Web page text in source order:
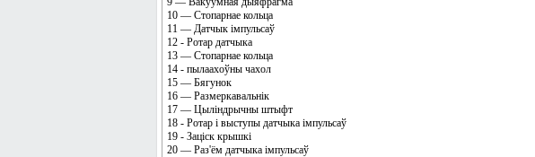
10 — Стопарнае кольца
11 — Датчык імпульсаў
12 - Ротар датчыка
13 — Стопарнае кольца
14 - пылаахоўны чахол
15 — Бягунок
16 — Размеркавальнік
17 — Цыліндрычны штыфт
18 - Ротар і выступы датчыка імпульсаў
19 - Заціск крышкі
20 — Раз'ём датчыка імпульсаў